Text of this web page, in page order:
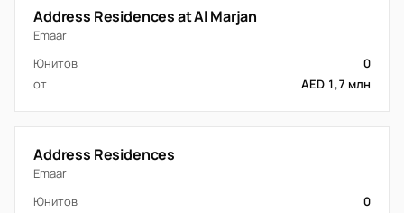
Address Residences at Al Marjan
Emaar
Юнитов
0
от
AED 1,7 млн
Address Residences
Emaar
Юнитов
0